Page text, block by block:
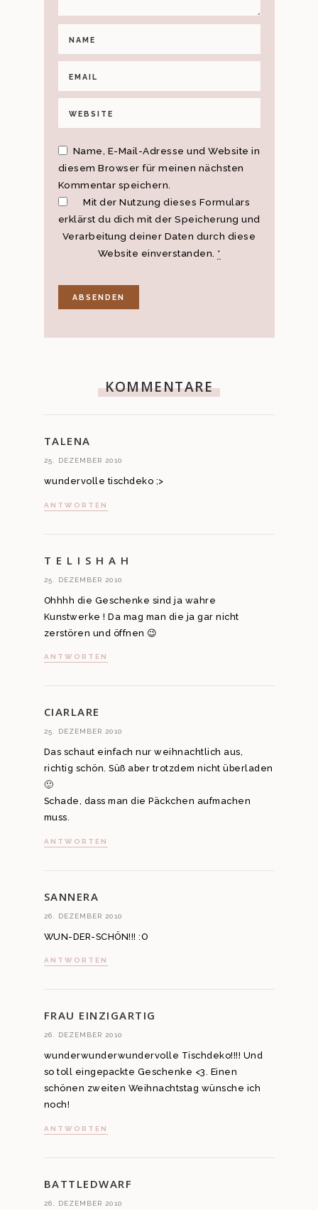
Name, E-Mail-Adresse und Website in
diesem Browser für meinen nächsten
Kommentar speichern.
Mit der Nutzung dieses Formulars
erklärst du dich mit der Speicherung und
Verarbeitung deiner Daten durch diese
Website einverstanden. *
KOMMENTARE
TALENA
25. DEZEMBER 2010
wundervolle tischdeko ;>
ANTWORTEN
T E L I S H A H
25. DEZEMBER 2010
Ohhhh die Geschenke sind ja wahre
Kunstwerke ! Da mag man die ja gar nicht
zerstören und öffnen 😉
ANTWORTEN
CIARLARE
25. DEZEMBER 2010
Das schaut einfach nur weihnachtlich aus,
richtig schön. Süß aber trotzdem nicht überladen
🙂
Schade, dass man die Päckchen aufmachen
muss.
ANTWORTEN
SANNERA
26. DEZEMBER 2010
WUN-DER-SCHÖN!!! :O
ANTWORTEN
FRAU EINZIGARTIG
26. DEZEMBER 2010
wunderwunderwundervolle Tischdeko!!!! Und
so toll eingepackte Geschenke <3. Einen
schönen zweiten Weihnachtstag wünsche ich
noch!
ANTWORTEN
BATTLEDWARF
26. DEZEMBER 2010